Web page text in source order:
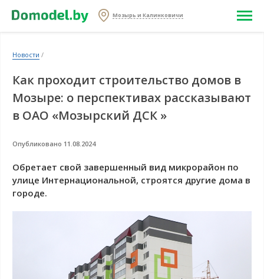
Мозырь и Калинковичи
Новости /
Как проходит строительство домов в
Мозыре: о перспективах рассказывают
в ОАО «Мозырский ДСК »
Опубликовано 11.08.2024
Обретает свой завершенный вид микрорайон по
улице Интернациональной, строятся другие дома в
городе.